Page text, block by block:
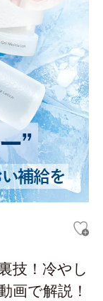
技！冷やし
画で解説！